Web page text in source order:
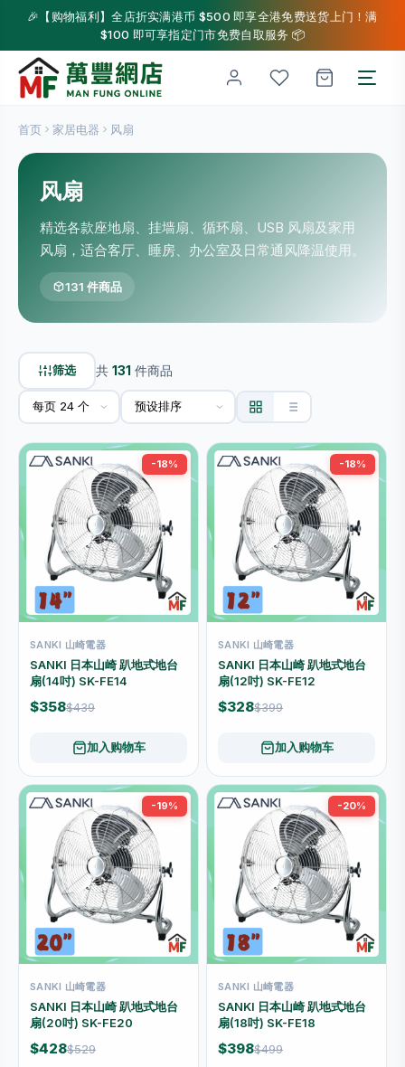
🎉【购物福利】全店折实满港币 $500 即享全港免费送货上门！满
$100 即可享指定门市免费自取服务 📦
首页 家居电器 风扇
风扇
精选各款座地扇、挂墙扇、循环扇、USB 风扇及家用
风扇，适合客厅、睡房、办公室及日常通风降温使用。
131 件商品
筛选 共 131 件商品
-18%
SANKI 山崎電器
SANKI 日本山崎 趴地式地台
扇(14吋) SK-FE14
$358$439
加入购物车
-18%
SANKI 山崎電器
SANKI 日本山崎 趴地式地台
扇(12吋) SK-FE12
$328$399
加入购物车
-19%
SANKI 山崎電器
SANKI 日本山崎 趴地式地台
扇(20吋) SK-FE20
$428$529
-20%
SANKI 山崎電器
SANKI 日本山崎 趴地式地台
扇(18吋) SK-FE18
$398$499